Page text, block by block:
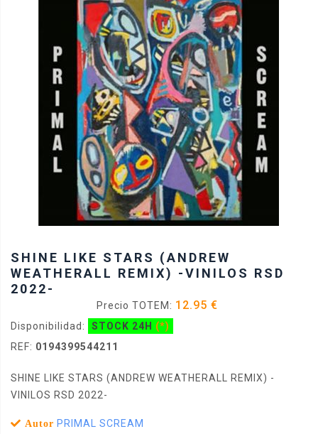
SHINE LIKE STARS (ANDREW
WEATHERALL REMIX) -VINILOS RSD
2022-
Precio TOTEM: 12.95 €
Disponibilidad: STOCK 24H (*)
REF: 0194399544211
SHINE LIKE STARS (ANDREW WEATHERALL REMIX) -
VINILOS RSD 2022-
Autor PRIMAL SCREAM